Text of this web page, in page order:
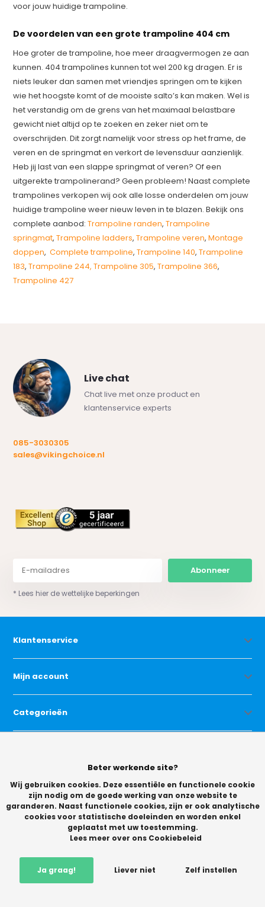
voor jouw huidige trampoline.
De voordelen van een grote trampoline 404 cm
Hoe groter de trampoline, hoe meer draagvermogen ze aan
kunnen. 404 trampolines kunnen tot wel 200 kg dragen. Er is
niets leuker dan samen met vriendjes springen om te kijken
wie het hoogste komt of de mooiste salto’s kan maken. Wel is
het verstandig om de grens van het maximaal belastbare
gewicht niet altijd op te zoeken en zeker niet om te
overschrijden. Dit zorgt namelijk voor stress op het frame, de
veren en de springmat en verkort de levensduur aanzienlijk.
Heb jij last van een slappe springmat of veren? Of een
uitgerekte trampolinerand? Geen probleem! Naast complete
trampolines verkopen wij ook alle losse onderdelen om jouw
huidige trampoline weer nieuw leven in te blazen. Bekijk ons
complete aanbod:Trampoline randen,Trampoline
springmat,Trampoline ladders,Trampoline veren,Montage
doppen,Complete trampoline,Trampoline 140,Trampoline
183,Trampoline 244,Trampoline 305,Trampoline 366,
Trampoline 427
Live chat
Chat live met onze product en
klantenservice experts
085-3030305
sales@vikingchoice.nl
Abonneer
* Lees hier de wettelijke beperkingen
Klantenservice
Mijn account
Categorieën
© Copyright 2026 -
Beter werkende site?
Wij gebruiken cookies. Deze essentiële en functionele cookie
zijn nodig om de goede werking van onze website te
garanderen. Naast functionele cookies, zijn er ook analytische
cookies voor statistische doeleinden en worden enkel
geplaatst met uw toestemming.
Lees meer over ons Cookiebeleid
Ja graag! Liever niet Zelf instellen